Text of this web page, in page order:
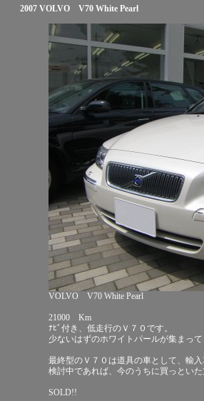
2007 VOLVO V70 White Pearl
VOLVO V70 White Pearl
21000 Km
ﾅﾋﾞ付き、低走行のＶ７０です。
少ないはずのホワイトパールが集まっ
最終型のＶ７０は道具の車として、輸
検討中であれば、今のうちに買っとい
SOLD!!